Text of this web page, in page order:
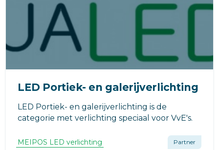
LED Portiek- en galerijverlichting
LED Portiek- en galerijverlichting is de
categorie met verlichting speciaal voor VvE's.
MEIPOS LED verlichting Partner